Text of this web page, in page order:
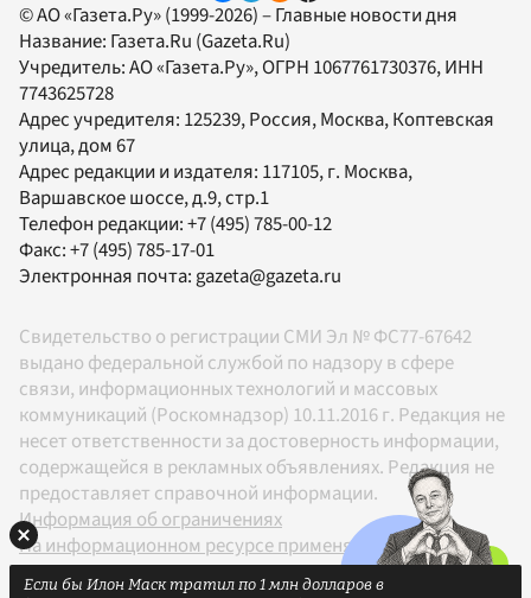
© АО «Газета.Ру» (1999-2026) – Главные новости дня
Название: Газета.Ru (Gazeta.Ru)
Учредитель:АО «Газета.Ру», ОГРН 1067761730376, ИНН
7743625728
Адрес учредителя: 125239, Россия, Москва, Коптевская
улица, дом 67
Адрес редакции и издателя: 117105, г. Москва,
Варшавское шоссе, д.9, стр.1
Телефон редакции:+7 (495) 785-00-12
Факс:+7 (495) 785-17-01
Электронная почта:gazeta@gazeta.ru
Свидетельство о регистрации СМИ Эл № ФС77-67642
выдано федеральной службой по надзору в сфере
связи, информационных технологий и массовых
коммуникаций (Роскомнадзор) 10.11.2016 г. Редакция не
несет ответственности за достоверность информации,
содержащейся в рекламных объявлениях. Редакция не
предоставляет справочной информации.
Информация об ограничениях
На информационном ресурсе применяются
рекомендательные технологии в соответствии с
Если бы Илон Маск тратил по 1 млн долларов в